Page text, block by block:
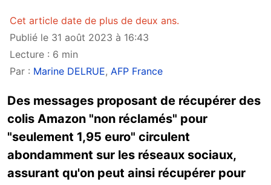
Cet article date de plus de deux ans.
Publié le 31 août 2023 à 16:43
Lecture : 6 min
Par : Marine DELRUE, AFP France
Des messages proposant de récupérer des
colis Amazon "non réclamés" pour
"seulement 1,95 euro" circulent
abondamment sur les réseaux sociaux,
assurant qu'on peut ainsi récupérer pour